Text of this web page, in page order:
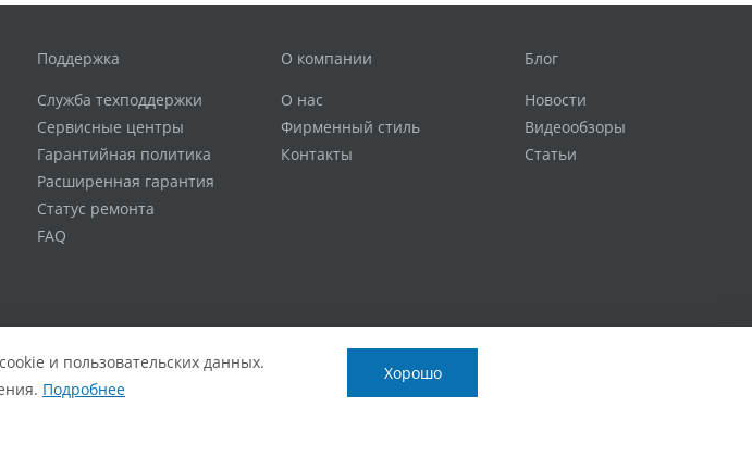
Поддержка
Служба техподдержки
Сервисные центры
Гарантийная политика
Расширенная гарантия
Статус ремонта
FAQ
О компании
О нас
Фирменный стиль
Контакты
Блог
Новости
Видеообзоры
Статьи
и пользовательских данных.
Подробнее
Хорошо